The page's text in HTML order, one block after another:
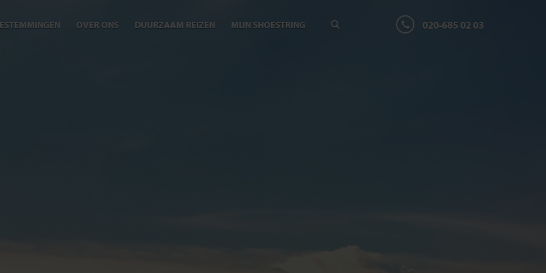
OVER ONS DUURZAAM REIZEN MIJN SHOESTRING 020-685 02 03